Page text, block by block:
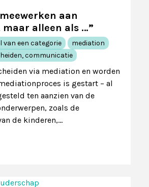
aan
alleen als …”
van een categorie
mediation
communicatie
via mediation en worden
is gestart – al
ten aanzien van de
zoals de
de kinderen,…